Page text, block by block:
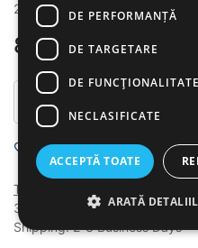
2026-5-29
8.00 lei
Add to wishlist
Terms and Conditions
30-day money-back guarantee
Shipping: 2-3 Business Days
DE PERFORMANȚĂ
DE TARGETARE
DE FUNCŢIONALITATE
NECLASIFICATE
ACCEPTĂ TOATE
ARATĂ